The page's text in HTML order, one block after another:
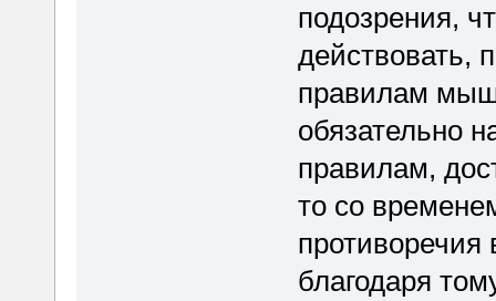
подозрения,
действовать,
правилам
обязательно
правилам,
то со
противоречия
благодаря